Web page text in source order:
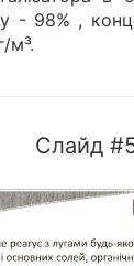
- 98% ,
м³.
Слайд